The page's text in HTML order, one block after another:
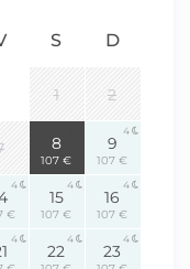
S D
1 2
8
107 €
9
107 €
4
€
4
15
107 €
4
16
107 €
4
4
22
4
23
4